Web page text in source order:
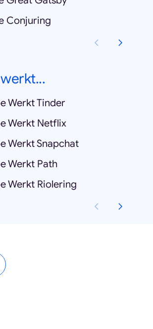
Conjuring
Werkt Tinder
Werkt Netflix
Werkt Snapchat
Werkt Path
Werkt Riolering